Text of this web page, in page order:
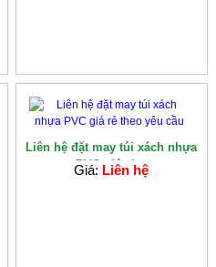
Liên hệ đặt may túi xách nhựa
PVC giá rẻ...
Giá: Liên hệ